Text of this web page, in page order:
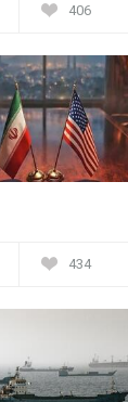
406
434